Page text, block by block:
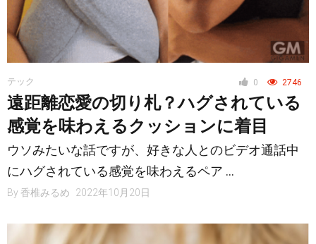
0 2746
テック
遠距離恋愛の切り札？ハグされている
感覚を味わえるクッションに着目
ウソみたいな話ですが、好きな人とのビデオ通話中
にハグされている感覚を味わえるペア …
By 香椎みるめ 2022年10月20日